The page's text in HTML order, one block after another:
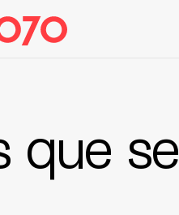
que se